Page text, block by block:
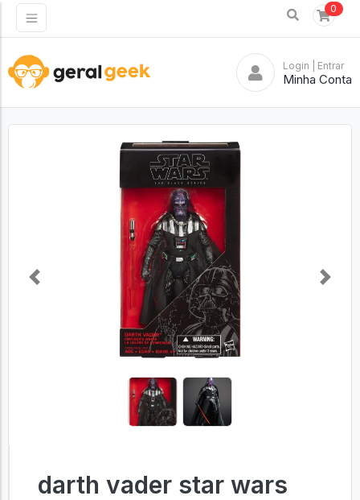
0
Login | Entrar
Minha Conta
Previous Next
darth vader star wars